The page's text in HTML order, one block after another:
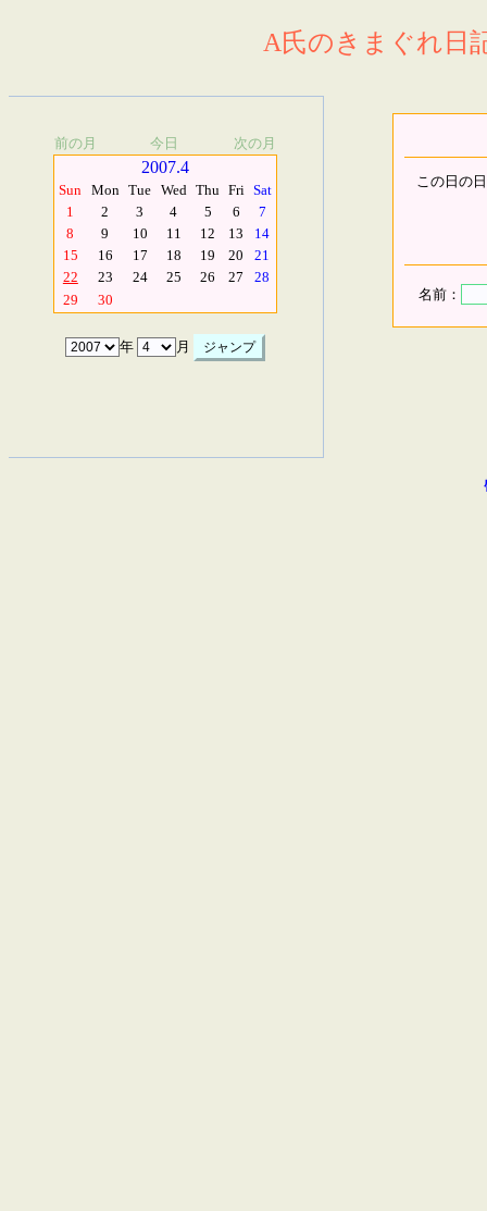
A氏のきまぐれ日
前の月 今日 次の月
2007.4
Sun Mon Tue Wed Thu Fri Sat
1
2 3 4 5 6
7
8
9 10 11 12 13
14
15
16 17 18 19 20
21
22
23 24 25 26 27
28
29
30
年 月
この日の
名前：